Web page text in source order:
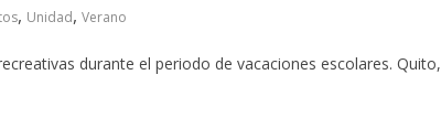
, Unidad, Verano
durante el periodo de vacaciones escolares. Quito,